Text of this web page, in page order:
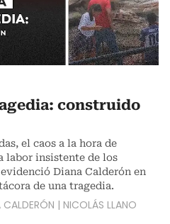
construido
el caos a la hora de
labor insistente de los
Diana Calderón en
de una tragedia.
CALDERÓN | NICOLÁS LLANO